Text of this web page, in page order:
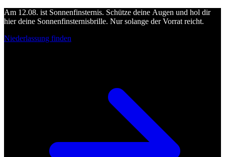
Am 12.08. ist Sonnenfinsternis. Schütze deine Augen und hol dir
hier deine Sonnenfinsternisbrille. Nur solange der Vorrat reicht.
Niederlassung finden